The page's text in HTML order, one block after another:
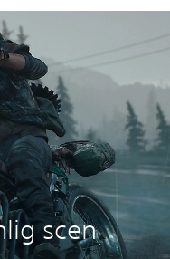
scen